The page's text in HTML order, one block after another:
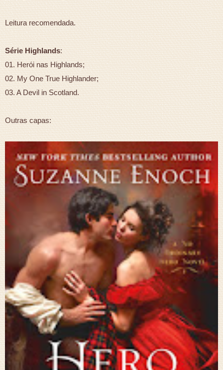
Leitura recomendada.
Série Highlands:
01. Herói nas Highlands;
02. My One True Highlander;
03. A Devil in Scotland.
Outras capas: